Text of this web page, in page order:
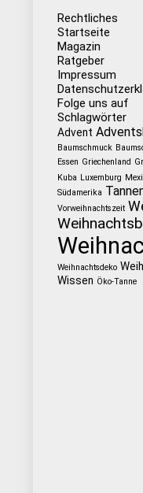
Rechtliches
Startseite
Magazin
Ratgeber
Impressum
Folge uns auf
Schlagwörter
Advent
Baumschmuck
Essen Griechenland
Kuba Luxemburg
Südamerika
Vorweihnachtszeit
Weihnachtsdeko
Wissen Öko-Tanne